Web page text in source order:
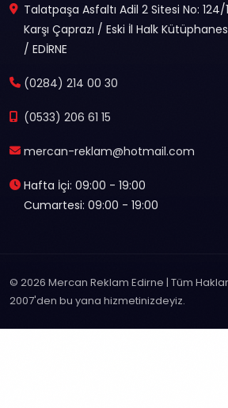
Talatpaşa Asfaltı Adil 2 Sitesi No:
Karşı Çaprazı / Eski İl Halk
/ EDİRNE
(0284) 214 00 30
(0533) 206 61 15
mercan-reklam@hotmail.com
Hafta İçi: 09:00 - 19:00
Cumartesi: 09:00 - 19:00
© 2026 Mercan Reklam Edirne | Tüm Hakları
2007'den bu yana hizmetinizdeyiz.